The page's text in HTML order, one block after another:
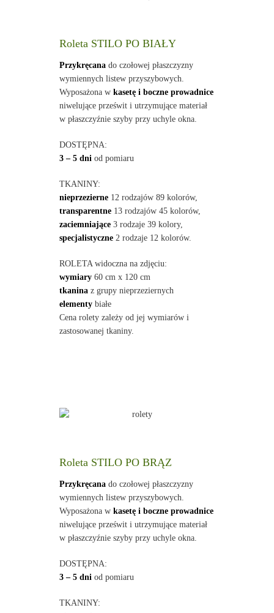
Roleta STILO PO BIAŁY
Przykręcanado czołowej płaszczyzny
wymiennych listew przyszybowych.
Wyposażona w kasetę i boczne prowadnice
niwelujące prześwit i utrzymujące materiał
w płaszczyźnie szyby przy uchyle okna.
DOSTĘPNA:
3 – 5 dni od pomiaru
TKANINY:
nieprzezierne12 rodzajów 89 kolorów,
transparentne13 rodzajów 45 kolorów,
zaciemniające3 rodzaje 39 kolory,
specjalistyczne2 rodzaje 12 kolorów.
ROLETA widoczna na zdjęciu:
wymiary60 cm x 120 cm
tkaninaz grupy nieprzeziernych
elementybiałe
Cena rolety zależy od jej wymiarów i
zastosowanej tkaniny.
Roleta STILO PO BRĄZ
Przykręcanado czołowej płaszczyzny
wymiennych listew przyszybowych.
Wyposażona w kasetę i boczne prowadnice
niwelujące prześwit i utrzymujące materiał
w płaszczyźnie szyby przy uchyle okna.
DOSTĘPNA:
3 – 5 dni od pomiaru
TKANINY: